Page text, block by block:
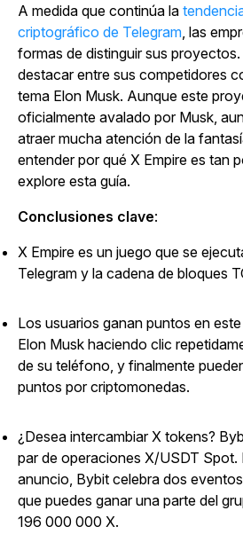
A medida que continúa la
criptográfico de Telegram, las
formas de distinguir sus proyectos.
destacar entre sus competidores
tema Elon Musk. Aunque este
oficialmente avalado por Musk,
atraer mucha atención de la
entender por qué X Empire es tan
explore esta guía.
Conclusiones clave:
X Empire es un juego que se
Telegram y la cadena de bloques
Los usuarios ganan puntos en
Elon Musk haciendo clic
de su teléfono, y finalmente
puntos por criptomonedas.
¿Desea intercambiar X tokens?
par de operaciones X/USDT Spot.
anuncio, Bybit celebra dos
que puedes ganar una parte del
196 000 000 X.